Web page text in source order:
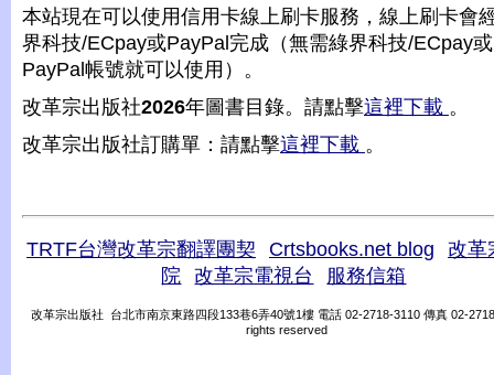
本站現在可以使用信用卡線上刷卡服務，線上刷卡會
界科技/ECpay或PayPal完成（無需綠界科技/ECpay或
PayPal帳號就可以使用）。
改革宗出版社2026年圖書目錄。請點擊這裡下載 。
改革宗出版社訂購單：請點擊這裡下載 。
TRTF台灣改革宗翻譯團契 Crtsbooks.net blog
改革
院
改革宗電視台 服務信箱
改革宗出版社 台北市南京東路四段133巷6弄40號1樓 電話 02-2718-3110 傳真 02-
rights reserved